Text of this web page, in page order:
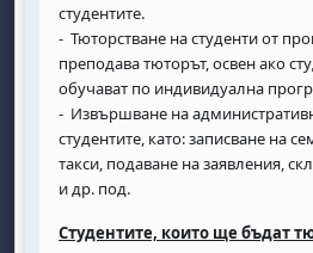
студентите.
- Тюторстване на студенти от
преподава тюторът, освен ако
обучават по индивидуална
- Извършване на
студентите, като: записване на
такси, подаване на заявления,
и др. под.
Студентите, които ще бъдат